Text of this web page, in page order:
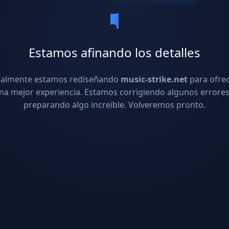
Estamos afinando los detalles
estamos rediseñando music-strike.net para
mejor experiencia. Estamos corrigiendo algunos
preparando algo increíble. Volveremos pronto.